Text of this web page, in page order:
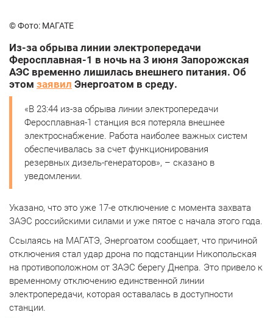
© Фото: МАГАТЕ
Из-за обрыва линии электропередачи
Феросплавная-1 в ночь на 3 июня Запорожская
АЭС временно лишилась внешнего питания. Об
этом заявил Энергоатом в среду.
«В 23:44 из-за обрыва линии электропередачи
Феросплавная-1 станция вся потеряла внешнее
электроснабжение. Работа наиболее важных систем
обеспечивалась за счет функционирования
резервных дизель-генераторов», – сказано в
уведомлении.
Указано, что это уже 17-е отключение с момента захвата
ЗАЭС российскими силами и уже пятое с начала этого года.
Ссылаясь на МАГАТЭ, Энергоатом сообщает, что причиной
отключения стал удар дрона по подстанции Никопольская
на противоположном от ЗАЭС берегу Днепра. Это привело к
временному отключению единственной линии
электропередачи, которая оставалась в доступности
станции.